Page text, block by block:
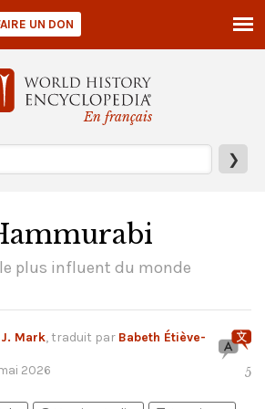
En français
❯
UN DON
plus influent du monde
Mark, traduit par Babeth Étiève-
2026 5